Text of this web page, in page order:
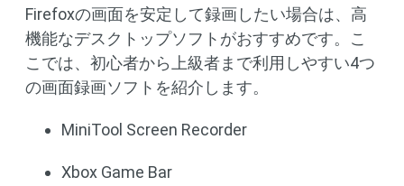
Firefoxの画面を安定して録画したい場合は、高
機能なデスクトップソフトがおすすめです。こ
こでは、初心者から上級者まで利用しやすい4つ
の画面録画ソフトを紹介します。
MiniTool Screen Recorder
Xbox Game Bar